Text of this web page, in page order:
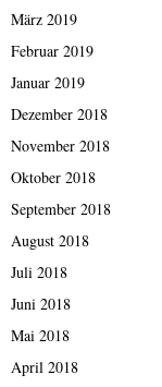
März 2019
Februar 2019
Januar 2019
Dezember 2018
November 2018
Oktober 2018
September 2018
August 2018
Juli 2018
Juni 2018
Mai 2018
April 2018